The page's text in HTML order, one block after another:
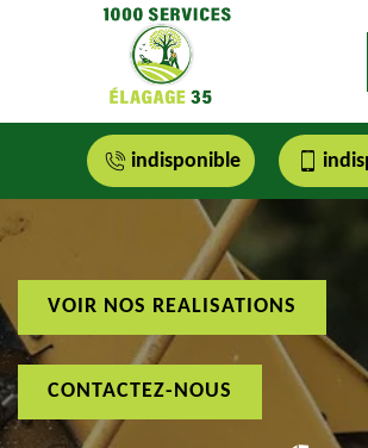
indisponible
VOIR NOS REALISATIONS
CONTACTEZ-NOUS